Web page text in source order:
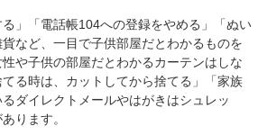
る」「電話帳104への登録をやめる」「ぬい
など、一目で子供部屋だとわかるものを
や子供の部屋だとわかるカーテンはしな
る時は、カットしてから捨てる」「家族
ダイレクトメールやはがきはシュレッ
ります。